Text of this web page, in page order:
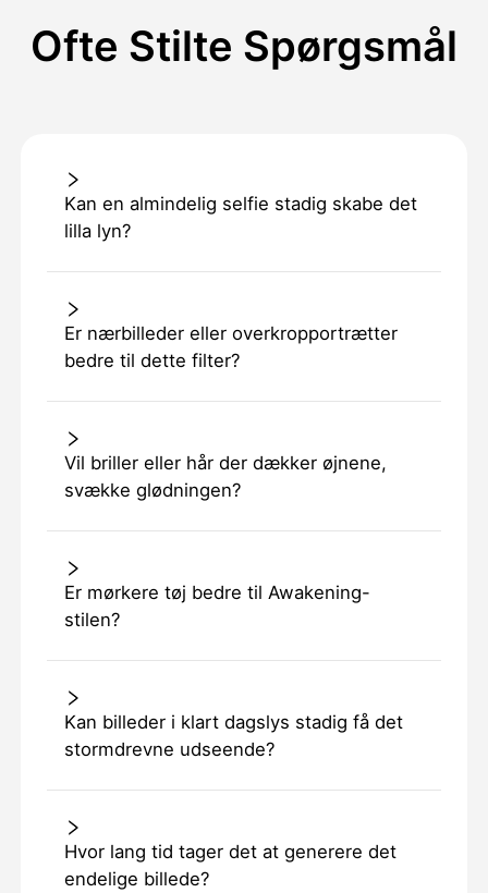
Ofte Stilte Spørgsmål
Kan en almindelig selfie stadig skabe det
lilla lyn?
Er nærbilleder eller overkropportrætter
bedre til dette filter?
Vil briller eller hår der dækker øjnene,
svække glødningen?
Er mørkere tøj bedre til Awakening-
stilen?
Kan billeder i klart dagslys stadig få det
stormdrevne udseende?
Hvor lang tid tager det at generere det
endelige billede?